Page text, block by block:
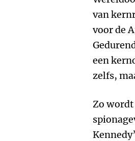
van
voor de
een
zelfs,
Zo